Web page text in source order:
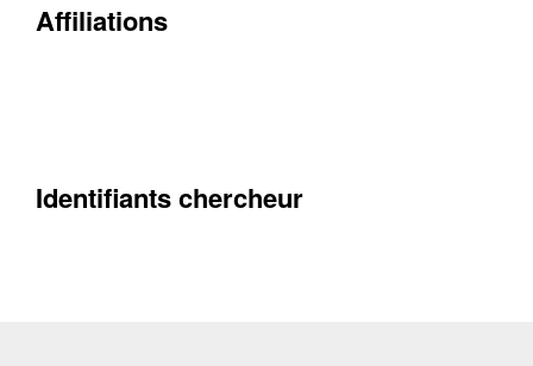
Affiliations
Identifiants chercheur